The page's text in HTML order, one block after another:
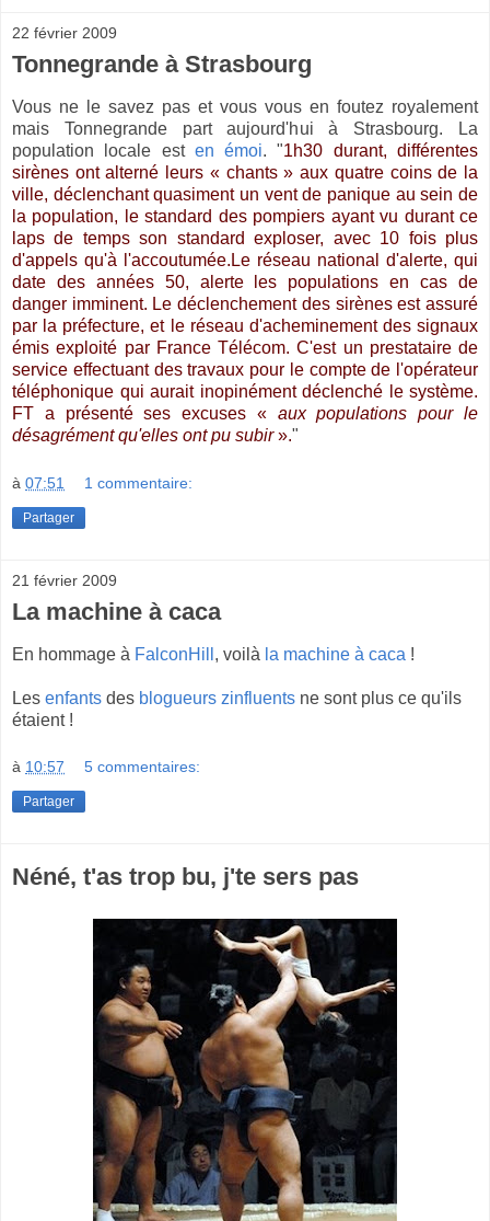
22 février 2009
Tonnegrande à Strasbourg
Vous ne le savez pas et vous vous en foutez royalement
mais Tonnegrande part aujourd'hui à Strasbourg. La
population locale est en émoi. "1h30 durant, différentes
sirènes ont alterné leurs « chants » aux quatre coins de la
ville, déclenchant quasiment un vent de panique au sein de
la population, le standard des pompiers ayant vu durant ce
laps de temps son standard exploser, avec 10 fois plus
d'appels qu'à l'accoutumée. Le réseau national d'alerte, qui
date des années 50, alerte les populations en cas de
danger imminent. Le déclenchement des sirènes est assuré
par la préfecture, et le réseau d'acheminement des signaux
émis exploité par France Télécom. C'est un prestataire de
service effectuant des travaux pour le compte de l'opérateur
téléphonique qui aurait inopinément déclenché le système.
FT a présenté ses excuses « aux populations pour le
désagrément qu'elles ont pu subir»."
à 07:51 1 commentaire:
Partager
21 février 2009
La machine à caca
En hommage à FalconHill , voilà la machine à caca !
Les enfants des blogueurs zinfluents ne sont plus ce qu'ils
étaient !
à 10:57 5 commentaires:
Partager
Néné, t'as trop bu, j'te sers pas